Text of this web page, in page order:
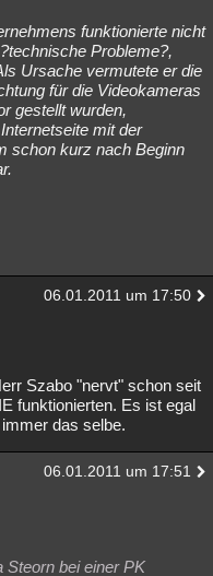
funktionierte nicht
Probleme?,
Ursache vermutete er die
für die Videokameras
gestellt wurden,
mit der
schon kurz nach Beginn
06.01.2011 um 17:50
Szabo "nervt" schon seit
funktionierten. Es ist egal
das selbe.
06.01.2011 um 17:51
Steorn bei einer PK